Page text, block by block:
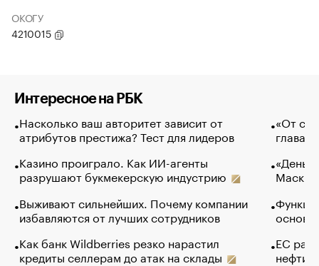
ОКОГУ
4210015
Интересное на РБК
Насколько ваш авторитет зависит от
атрибутов престижа? Тест для лидеров
Казино проиграло. Как ИИ-агенты
разрушают букмекерскую индустрию
Выживают сильнейших. Почему компании
избавляются от лучших сотрудников
Как банк Wildberries резко нарастил
кредиты селлерам до атак на склады
«От
глава
Маск в
основ
ЕС
нефти